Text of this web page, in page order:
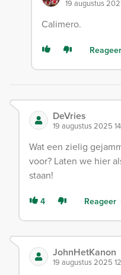
19 augustus
Calimero.
Reageer
DeVries
19 augustus 2025
Wat een zielig
voor? Laten we hier
staan!
4 Reageer
JohnHetKanon
19 augustus 2025